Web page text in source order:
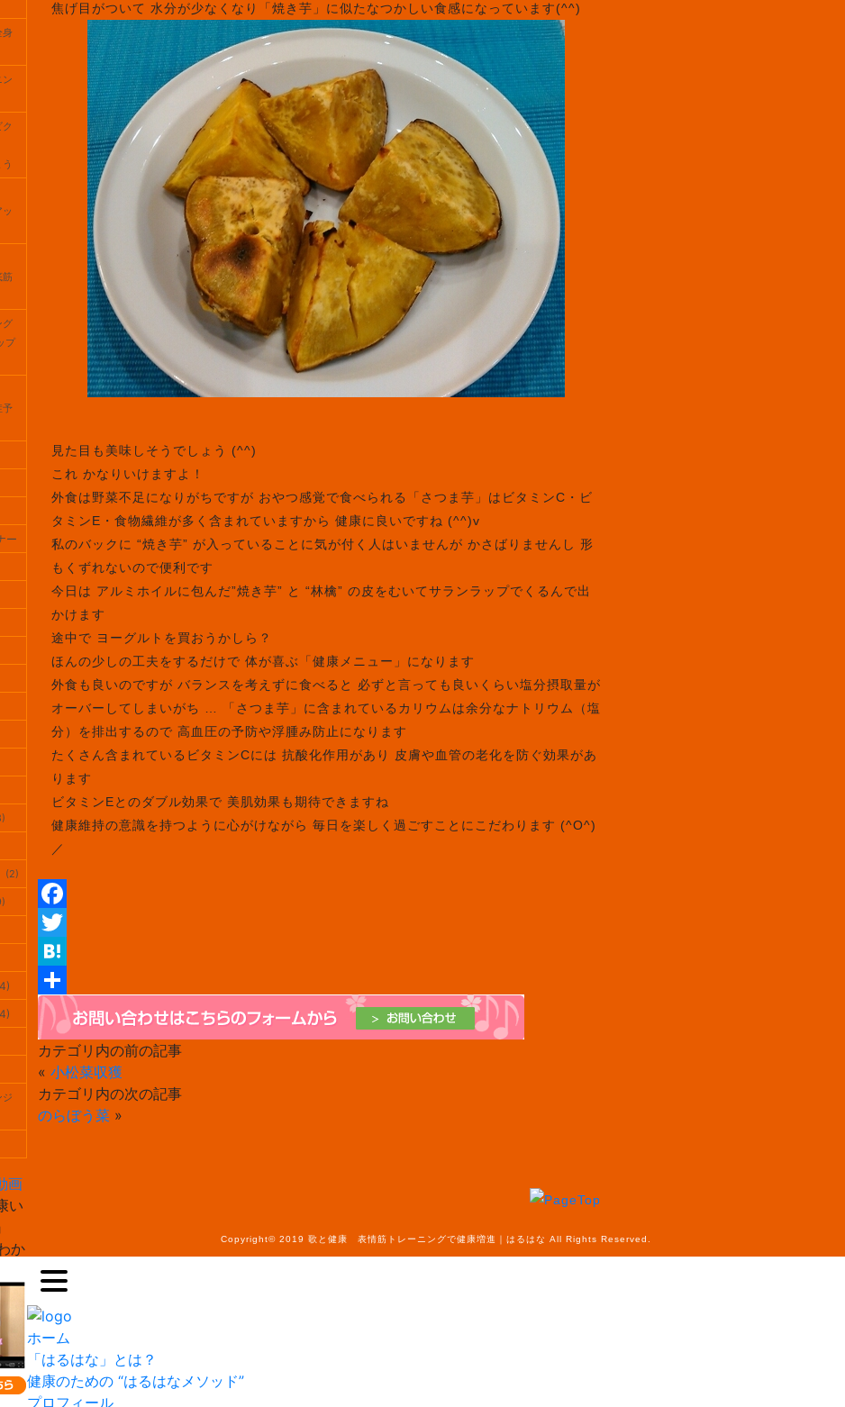
焦げ目がついて 水分が少なくなり「焼き芋」に似たなつかしい食感になっています(^^)
見た目も美味しそうでしょう (^^)
これ かなりいけますよ！
外食は野菜不足になりがちですが おやつ感覚で食べられる「さつま芋」はビタミンC・ビ
タミンE・食物繊維が多く含まれていますから 健康に良いですね (^^)v
私のバックに “焼き芋” が入っていることに気が付く人はいませんが かさばりませんし 形
もくずれないので便利です
今日は アルミホイルに包んだ”焼き芋” と “林檎” の皮をむいてサランラップでくるんで出
かけます
途中で ヨーグルトを買おうかしら？
ほんの少しの工夫をするだけで 体が喜ぶ「健康メニュー」になります
外食も良いのですが バランスを考えずに食べると 必ずと言っても良いくらい塩分摂取量が
オーバーしてしまいがち … 「さつま芋」に含まれているカリウムは余分なナトリウム（塩
分）を排出するので 高血圧の予防や浮腫み防止になります
たくさん含まれているビタミンCには 抗酸化作用があり 皮膚や血管の老化を防ぐ効果があ
ります
ビタミンEとのダブル効果で 美肌効果も期待できますね
健康維持の意識を持つように心がけながら 毎日を楽しく過ごすことにこだわります (^O^)
／
Facebook
Twitter
Hatena
共
有
カテゴリ内の前の記事
« 小松菜収獲
カテゴリ内の次の記事
のらぼう菜 »
身
ン
筋
グ
プ
予
ー
(2)
ジ
い
か
Copyright© 2019 歌と健康 表情筋トレーニングで健康増進｜はるはな All Rights Reserved.
ホーム
「はるはな」とは？
健康のための “はるはなメソッド”
プロフィール